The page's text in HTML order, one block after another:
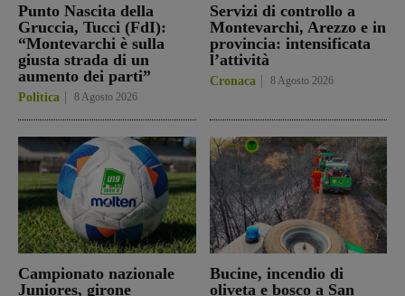
Punto Nascita della
Gruccia, Tucci (FdI):
“Montevarchi è sulla
giusta strada di un
aumento dei parti”
Politica 8 Agosto 2026
Servizi di controllo a
Montevarchi, Arezzo e in
provincia: intensificata
l’attività
Cronaca 8 Agosto 2026
Campionato nazionale
Juniores, girone
Bucine, incendio di
oliveta e bosco a San